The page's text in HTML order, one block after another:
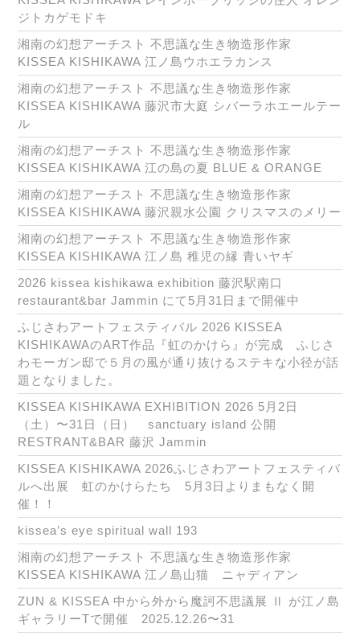
ジトカゲモドキ
湘南の幻想アーチスト 不思議な生き物造形作家
KISSEA KISHIKAWA 江ノ島ウホエラカンス
湘南の幻想アーチスト 不思議な生き物造形作家
KISSEA KISHIKAWA 藤沢市大庭 シバーラホエールテー
ル
湘南の幻想アーチスト 不思議な生き物造形作家
KISSEA KISHIKAWA 江の島の夏 BLUE & ORANGE
湘南の幻想アーチスト 不思議な生き物造形作家
KISSEA KISHIKAWA 藤沢親水公園 クリスマスのメリー
湘南の幻想アーチスト 不思議な生き物造形作家
KISSEA KISHIKAWA 江ノ島 稚児の縁 青いヤギ
2026 kissea kishikawa exhibition 藤沢駅南口
restaurant&bar Jammin にて5月31日まで開催中
ふじさわアートフェスティバル 2026 KISSEA
KISHIKAWAのART作品『虹のかけら』が完成 ふじさ
わモーガン邸で５月の風が通り抜けるステキな小径が話
題となりました。
KISSEA KISHIKAWA EXHIBITION 2026 5月2日
（土）〜31日（日） sanctuary island 公開
RESTRANT&BAR 藤沢 Jammin
KISSEA KISHIKAWA 2026ふじさわアートフェスティバ
ルへ出展 虹のかけらたち 5月3日よりまもなく開
催！！
kissea’s eye spiritual wall 193
湘南の幻想アーチスト 不思議な生き物造形作家
KISSEA KISHIKAWA 江ノ島山猫 ニャディアン
ZUN & KISSEA 中から外から魔訶不思議展 Ⅱ が江ノ島
ギャラリーTで開催 2025.12.26〜31